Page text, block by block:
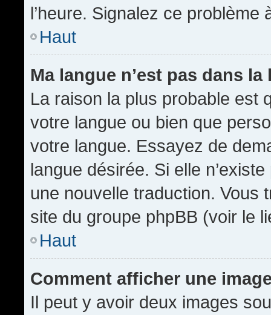
l’heure. Signalez ce problème
Haut
Ma langue n’est pas dans la
La raison la plus probable est
votre langue ou bien que
votre langue. Essayez de
langue désirée. Si elle
une nouvelle traduction. Vous
site du groupe phpBB (voir le
Haut
Comment afficher une
Il peut y avoir deux images